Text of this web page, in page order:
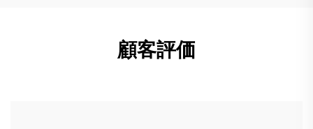
顧客評価